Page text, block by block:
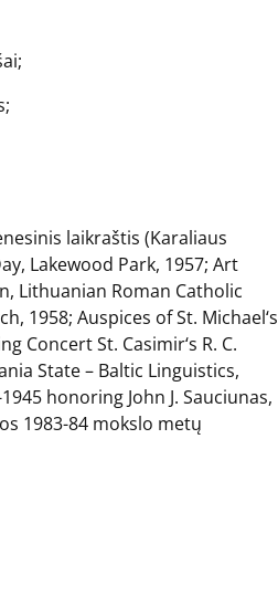
laikraštis (Karaliaus
Lakewood Park, 1957; Art
Lithuanian Roman Catholic
1958; Auspices of St. Michael‘s
Concert St. Casimir‘s R. C.
State – Baltic Linguistics,
honoring John J. Sauciunas,
1983-84 mokslo metų